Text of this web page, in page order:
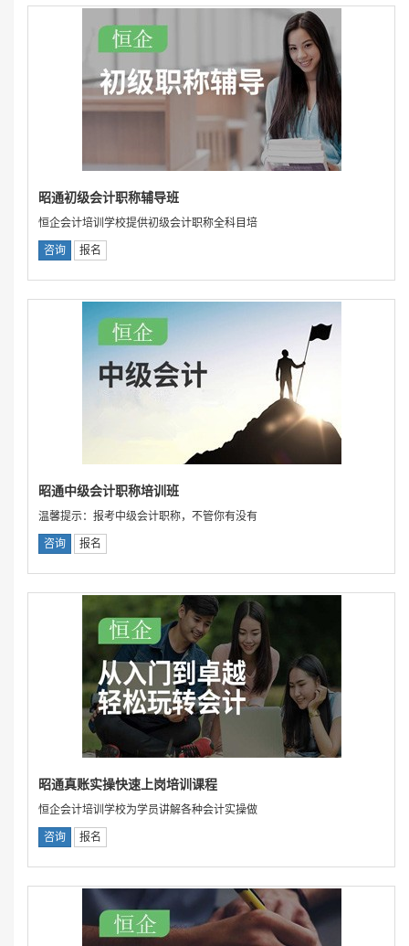
昭通初级会计职称辅导班
恒企会计培训学校提供初级会计职称全科目培
咨询 报名
昭通中级会计职称培训班
温馨提示：报考中级会计职称，不管你有没有
咨询 报名
昭通真账实操快速上岗培训课程
恒企会计培训学校为学员讲解各种会计实操做
咨询 报名